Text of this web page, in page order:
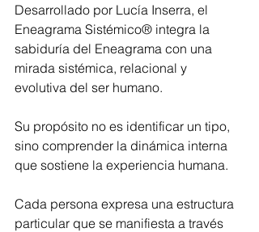
Desarrollado por Lucía Inserra, el
Eneagrama Sistémico® integra la
sabiduría del Eneagrama con una
mirada sistémica, relacional y
evolutiva del ser humano.
Su propósito no es identificar un tipo,
sino comprender la dinámica interna
que sostiene la experiencia humana.
Cada persona expresa una estructura
particular que se manifiesta a través